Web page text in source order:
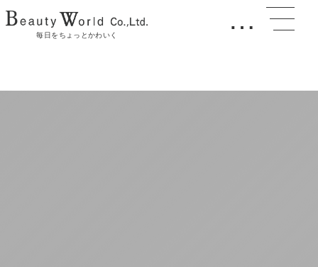
毎日をちょっとかわいく …